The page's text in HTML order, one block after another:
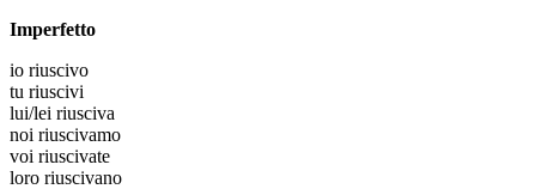
Imperfetto
io riuscivo
tu riuscivi
lui/lei riusciva
noi riuscivamo
voi riuscivate
loro riuscivano